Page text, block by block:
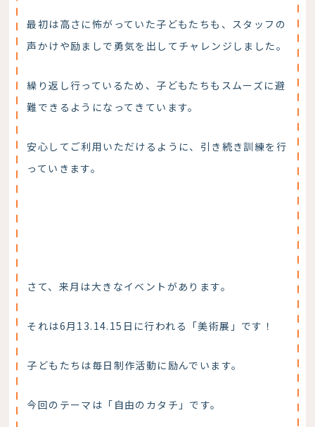
最初は高さに怖がっていた子どもたちも、スタッフの
声かけや励ましで勇気を出してチャレンジしました。
繰り返し行っているため、子どもたちもスムーズに避
難できるようになってきています。
安心してご利用いただけるように、引き続き訓練を行
っていきます。
さて、来月は大きなイベントがあります。
それは6月13.14.15日に行われる「美術展」です！
子どもたちは毎日制作活動に励んでいます。
今回のテーマは「自由のカタチ」です。